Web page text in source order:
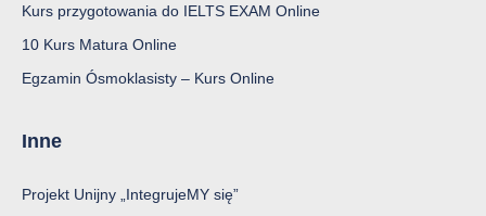
Kurs przygotowania do IELTS EXAM Online
10 Kurs Matura Online
Egzamin Ósmoklasisty – Kurs Online
Inne
Projekt Unijny „IntegrujeMY się”